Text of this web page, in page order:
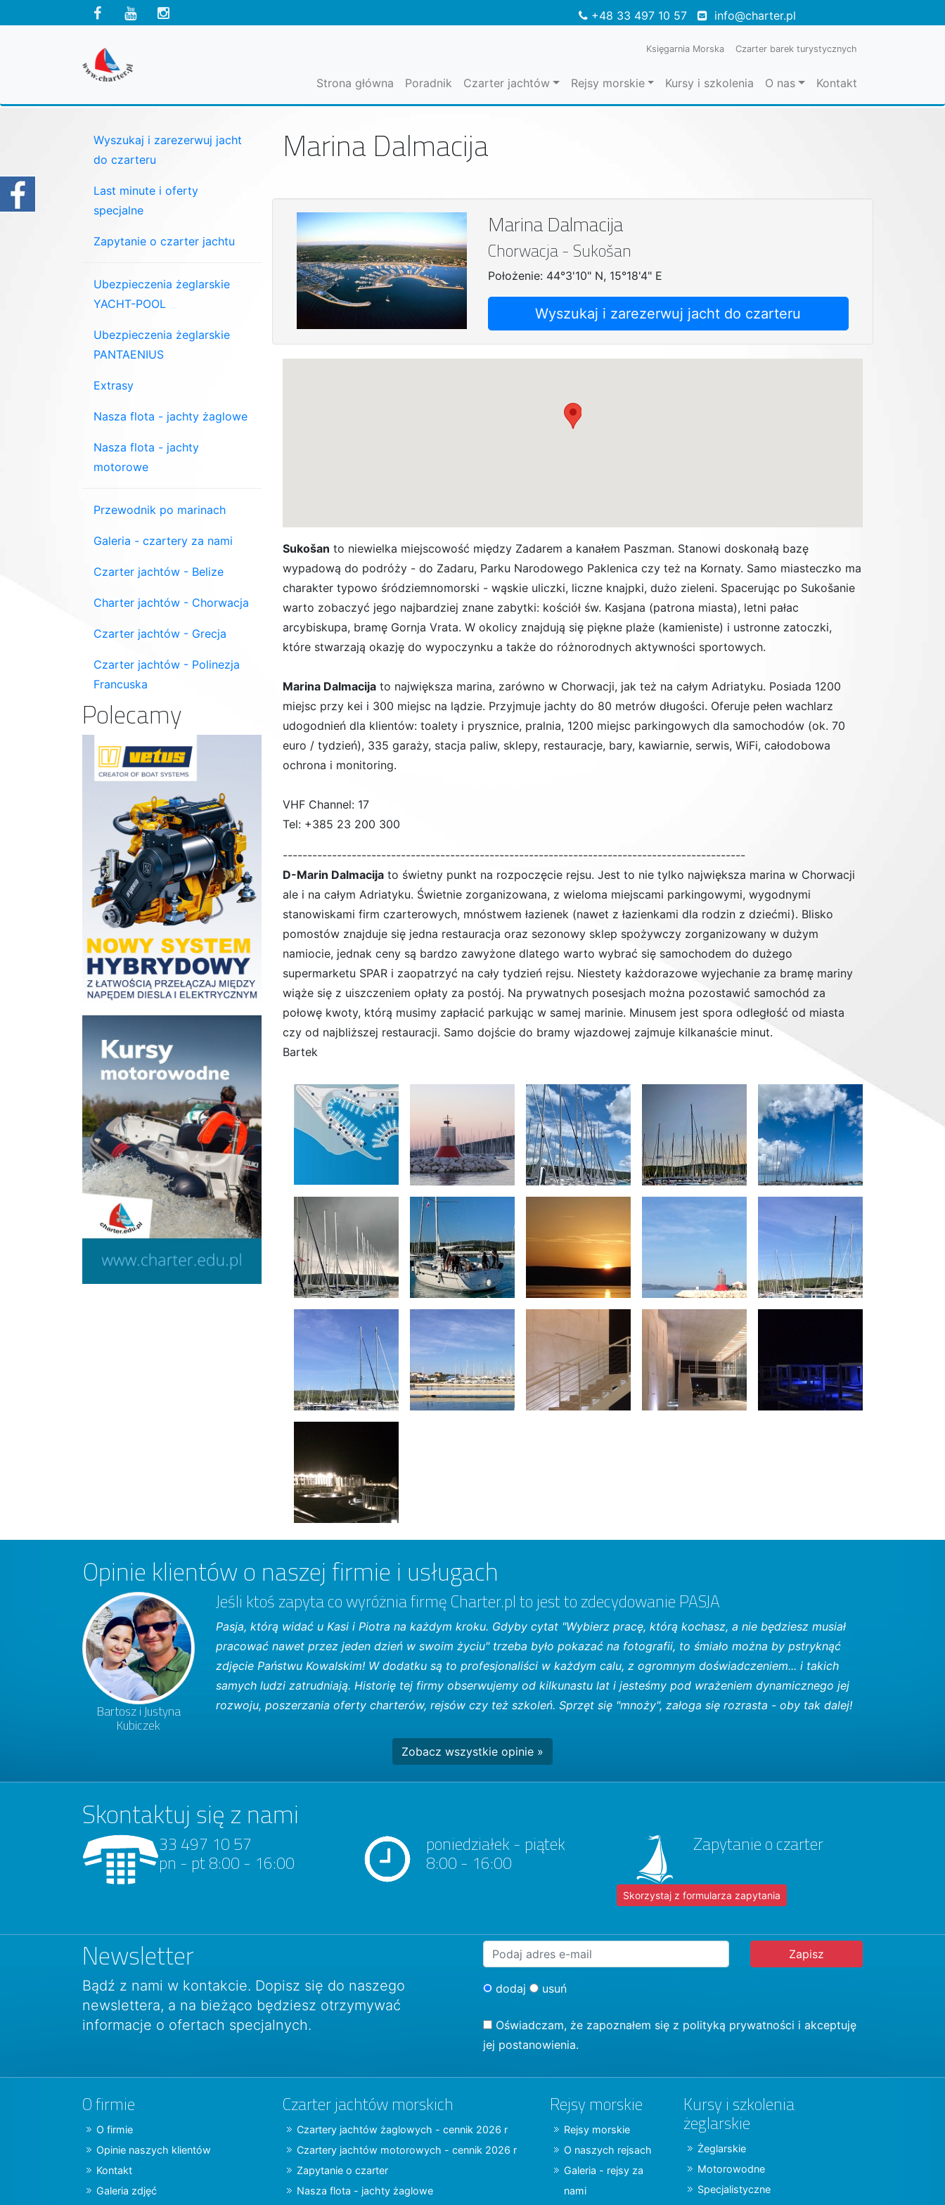
+48 33 497 10 57 info@charter.pl
Księgarnia Morska Czarter barek turystycznych
Strona główna Poradnik Czarter jachtów Rejsy morskie Kursy i szkolenia O nas Kontakt
Marina Dalmacija
Marina Dalmacija
Chorwacja - Sukošan
Położenie: 44°3'10" N, 15°18'4" E
Wyszukaj i zarezerwuj jacht do czarteru
Sukošan to niewielka miejscowość między Zadarem a kanałem Paszman. Stanowi doskonałą bazę
wypadową do podróży - do Zadaru, Parku Narodowego Paklenica czy też na Kornaty. Samo miasteczko ma
charakter typowo śródziemnomorski - wąskie uliczki, liczne knajpki, dużo zieleni. Spacerując po Sukošanie
warto zobaczyć jego najbardziej znane zabytki: kościół św. Kasjana (patrona miasta), letni pałac
arcybiskupa, bramę Gornja Vrata. W okolicy znajdują się piękne plaże (kamieniste) i ustronne zatoczki,
które stwarzają okazję do wypoczynku a także do różnorodnych aktywności sportowych.
Marina Dalmacija to największa marina, zarówno w Chorwacji, jak też na całym Adriatyku. Posiada 1200
miejsc przy kei i 300 miejsc na lądzie. Przyjmuje jachty do 80 metrów długości. Oferuje pełen wachlarz
udogodnień dla klientów: toalety i prysznice, pralnia, 1200 miejsc parkingowych dla samochodów (ok. 70
euro / tydzień), 335 garaży, stacja paliw, sklepy, restauracje, bary, kawiarnie, serwis, WiFi, całodobowa
ochrona i monitoring.
VHF Channel: 17
Tel: +385 23 200 300
----------------------------------------------------------------------------------------------
D-Marin Dalmacija to świetny punkt na rozpoczęcie rejsu. Jest to nie tylko największa marina w Chorwacji
ale i na całym Adriatyku. Świetnie zorganizowana, z wieloma miejscami parkingowymi, wygodnymi
stanowiskami firm czarterowych, mnóstwem łazienek (nawet z łazienkami dla rodzin z dziećmi). Blisko
pomostów znajduje się jedna restauracja oraz sezonowy sklep spożywczy zorganizowany w dużym
namiocie, jednak ceny są bardzo zawyżone dlatego warto wybrać się samochodem do dużego
supermarketu SPAR i zaopatrzyć na cały tydzień rejsu. Niestety każdorazowe wyjechanie za bramę mariny
wiąże się z uiszczeniem opłaty za postój. Na prywatnych posesjach można pozostawić samochód za
połowę kwoty, którą musimy zapłacić parkując w samej marinie. Minusem jest spora odległość od miasta
czy od najbliższej restauracji. Samo dojście do bramy wjazdowej zajmuje kilkanaście minut.
Bartek
Wyszukaj i zarezerwuj jacht
do czarteru
Last minute i oferty
specjalne
Zapytanie o czarter jachtu
Ubezpieczenia żeglarskie
YACHT-POOL
Ubezpieczenia żeglarskie
PANTAENIUS
Extrasy
Nasza flota - jachty żaglowe
Nasza flota - jachty
motorowe
Przewodnik po marinach
Galeria - czartery za nami
Czarter jachtów - Belize
Charter jachtów - Chorwacja
Czarter jachtów - Grecja
Czarter jachtów - Polinezja
Francuska
Polecamy
Opinie klientów o naszej firmie i usługach
Bartosz i Justyna
Kubiczek
Jeśli ktoś zapyta co wyróżnia firmę Charter.pl to jest to zdecydowanie PASJA
Pasja, którą widać u Kasi i Piotra na każdym kroku. Gdyby cytat "Wybierz pracę, którą kochasz, a nie będziesz musiał
pracować nawet przez jeden dzień w swoim życiu" trzeba było pokazać na fotografii, to śmiało można by pstryknąć
zdjęcie Państwu Kowalskim! W dodatku są to profesjonaliści w każdym calu, z ogromnym doświadczeniem... i takich
samych ludzi zatrudniają. Historię tej firmy obserwujemy od kilkunastu lat i jesteśmy pod wrażeniem dynamicznego jej
rozwoju, poszerzania oferty charterów, rejsów czy też szkoleń. Sprzęt się "mnoży", załoga się rozrasta - oby tak dalej!
Zobacz wszystkie opinie »
Skontaktuj się z nami
33 497 10 57
pn - pt 8:00 - 16:00
poniedziałek - piątek
8:00 - 16:00
Zapytanie o czarter
Skorzystaj z formularza zapytania
Newsletter
Bądź z nami w kontakcie. Dopisz się do naszego
newslettera, a na bieżąco będziesz otrzymywać
informacje o ofertach specjalnych.
dodaj usuń
Oświadczam, że zapoznałem się z polityką prywatności i akceptuję
jej postanowienia.
O firmie
O firmie
Opinie naszych klientów
Kontakt
Galeria zdjęć
Czarter jachtów morskich
Czartery jachtów żaglowych - cennik 2026 r
Czartery jachtów motorowych - cennik 2026 r
Zapytanie o czarter
Nasza flota - jachty żaglowe
Rejsy morskie
Rejsy morskie
O naszych rejsach
Galeria - rejsy za
nami
Kursy i szkolenia
żeglarskie
Żeglarskie
Motorowodne
Specjalistyczne